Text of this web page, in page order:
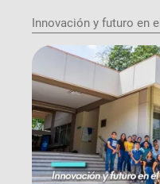
Innovación y futuro en